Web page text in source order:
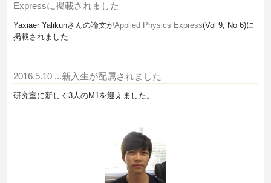
Expressに掲載されました
Yaxiaer Yalikunさんの論文がApplied Physics Express(Vol 9, No 6)に
掲載されました
2016.5.10 ...新入生が配属されました
研究室に新しく3人のM1を迎えました。